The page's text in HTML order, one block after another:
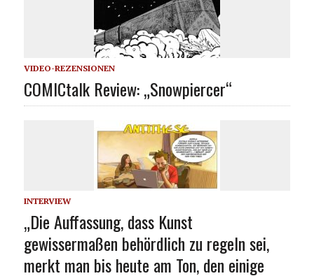
VIDEO-REZENSIONEN
COMICtalk Review: „Snowpiercer“
INTERVIEW
„Die Auffassung, dass Kunst
gewissermaßen behördlich zu regeln sei,
merkt man bis heute am Ton, den einige